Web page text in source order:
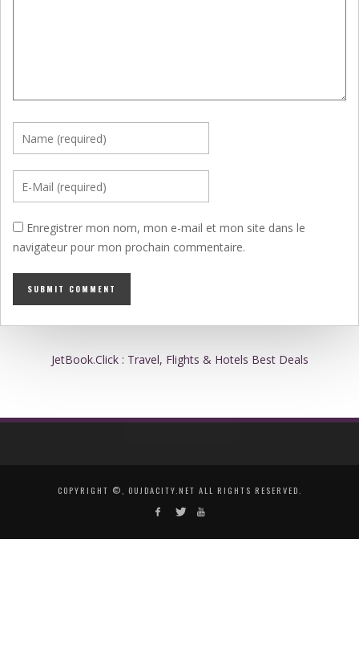
Enregistrer mon nom, mon e-mail et mon site dans le
navigateur pour mon prochain commentaire.
JetBook.Click : Travel, Flights & Hotels Best Deals
COPYRIGHT ©, OUJDACITY.NET ALL RIGHTS RESERVED.